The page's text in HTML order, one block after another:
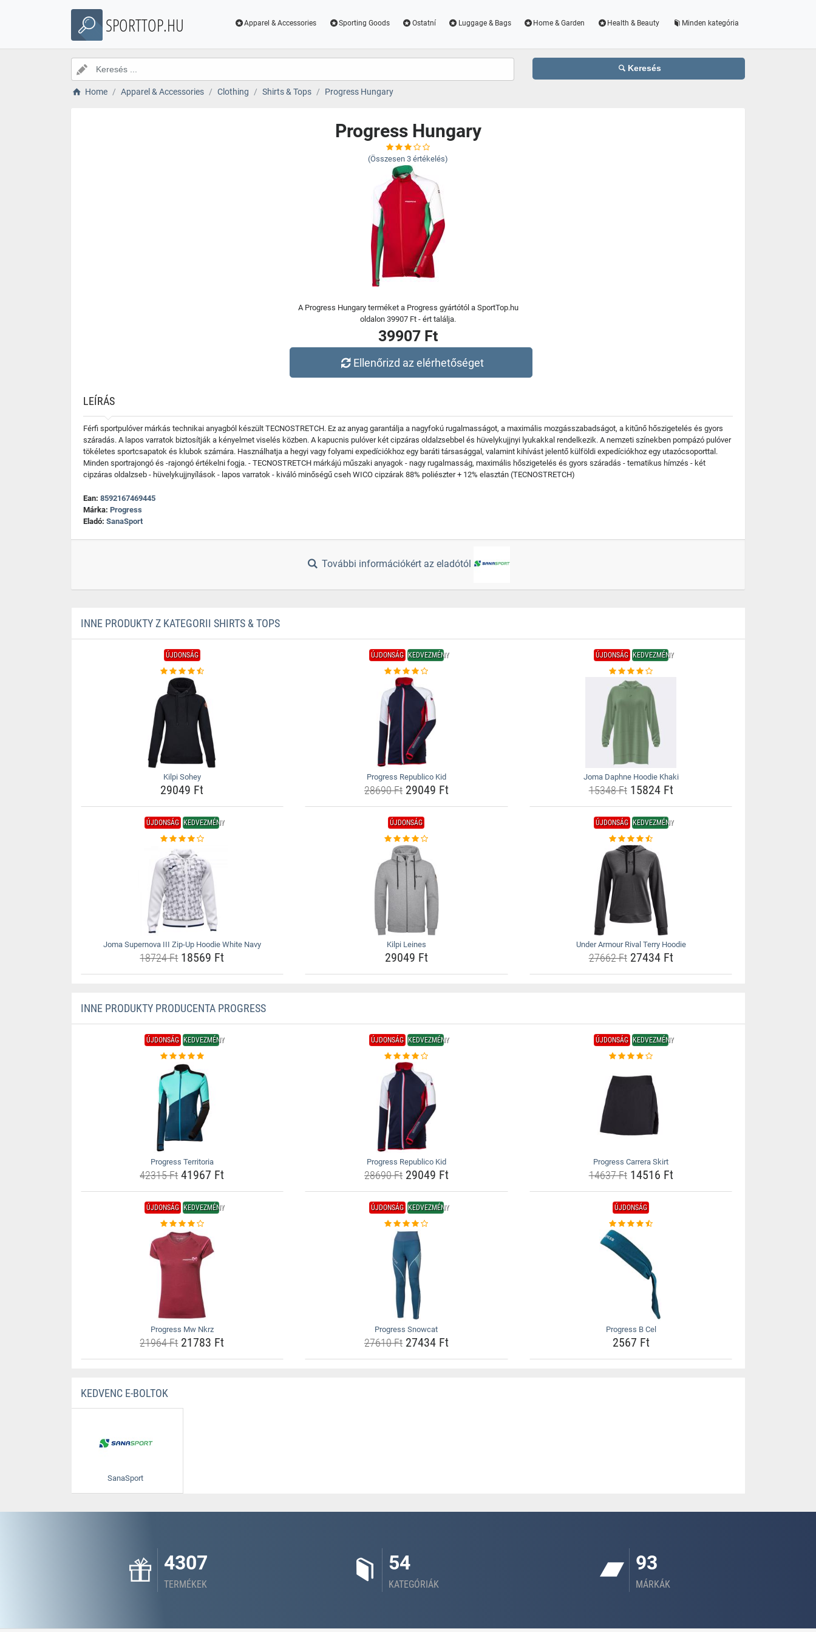
SPORTTOP.HU Apparel & Accessories Sporting Goods Ostatní Luggage & Bags Home & Garden Health & Beauty Minden kategória
Keresés
Home Apparel & Accessories Clothing Shirts & Tops Progress Hungary
Progress Hungary
(Összesen 3 értékelés)
A Progress Hungary terméket a Progress gyártótól a SportTop.hu
oldalon 39907 Ft - ért találja.
39907 Ft
Ellenőrizd az elérhetőséget
LEÍRÁS
Férfi sportpulóver márkás technikai anyagból készült TECNOSTRETCH. Ez az anyag garantálja a nagyfokú rugalmasságot, a maximális mozgásszabadságot, a kitűnő hőszigetelés és gyors
száradás. A lapos varratok biztosítják a kényelmet viselés közben. A kapucnis pulóver két cipzáras oldalzsebbel és hüvelykujjnyi lyukakkal rendelkezik. A nemzeti színekben pompázó pulóver
tökéletes sportcsapatok és klubok számára. Használhatja a hegyi vagy folyami expedíciókhoz egy baráti társasággal, valamint kihívást jelentő külföldi expedíciókhoz egy utazócsoporttal.
Minden sportrajongó és -rajongó értékelni fogja. - TECNOSTRETCH márkájú műszaki anyagok - nagy rugalmasság, maximális hőszigetelés és gyors száradás - tematikus hímzés - két
cipzáras oldalzseb - hüvelykujjnyílások - lapos varratok - kiváló minőségű cseh WICO cipzárak 88% poliészter + 12% elasztán (TECNOSTRETCH)
Ean: 8592167469445
Márka: Progress
Eladó: SanaSport
További információkért az eladótól
INNE PRODUKTY Z KATEGORII SHIRTS & TOPS
ÚJDONSÁG
Kilpi Sohey
29049 Ft
ÚJDONSÁG KEDVEZMÉNY
Progress Republico Kid
28690 Ft29049 Ft
ÚJDONSÁG KEDVEZMÉNY
Joma Daphne Hoodie Khaki
15348 Ft15824 Ft
ÚJDONSÁG KEDVEZMÉNY
Joma Supernova III Zip-Up Hoodie White Navy
18724 Ft18569 Ft
ÚJDONSÁG
Kilpi Leines
29049 Ft
ÚJDONSÁG KEDVEZMÉNY
Under Armour Rival Terry Hoodie
27662 Ft27434 Ft
INNE PRODUKTY PRODUCENTA PROGRESS
ÚJDONSÁG KEDVEZMÉNY
Progress Territoria
42315 Ft41967 Ft
ÚJDONSÁG KEDVEZMÉNY
Progress Republico Kid
28690 Ft29049 Ft
ÚJDONSÁG KEDVEZMÉNY
Progress Carrera Skirt
14637 Ft14516 Ft
ÚJDONSÁG KEDVEZMÉNY
Progress Mw Nkrz
21964 Ft21783 Ft
ÚJDONSÁG KEDVEZMÉNY
Progress Snowcat
27610 Ft27434 Ft
ÚJDONSÁG
Progress B Cel
2567 Ft
KEDVENC E-BOLTOK
SanaSport
4307
TERMÉKEK
54
KATEGÓRIÁK
93
MÁRKÁK